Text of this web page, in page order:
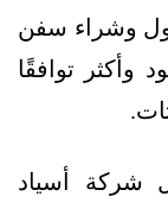
وشراء سفن
وأكثر توافقًا
شركة أسياد